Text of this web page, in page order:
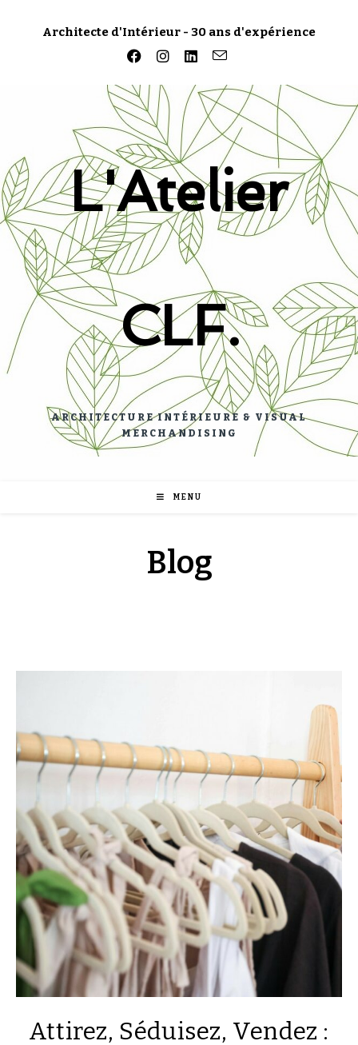
Architecte d'Intérieur - 30 ans d'expérience
L'Atelier
CLF.
ARCHITECTURE INTÉRIEURE & VISUAL
MERCHANDISING
MENU
Blog
Attirez, Séduisez, Vendez :